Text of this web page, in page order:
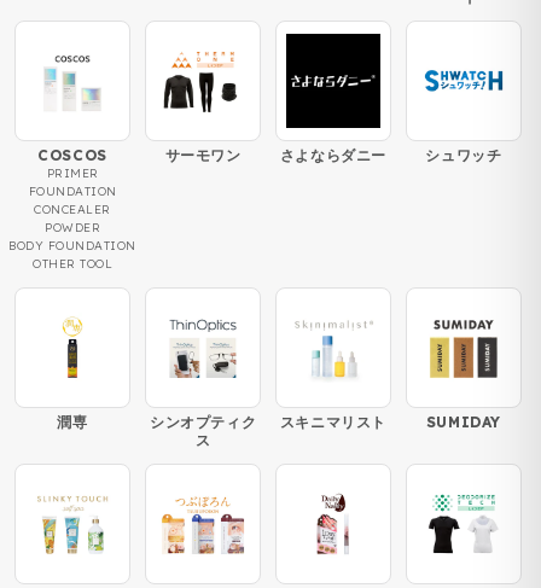
COSCOS
PRIMER
FOUNDATION
CONCEALER
POWDER
BODY FOUNDATION
OTHER TOOL
サーモワン さよならダニー シュワッチ
潤専
シンオプティク
ス
スキニマリスト SUMIDAY